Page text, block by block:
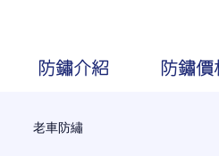
防鏽介紹 防鏽
老車防繡